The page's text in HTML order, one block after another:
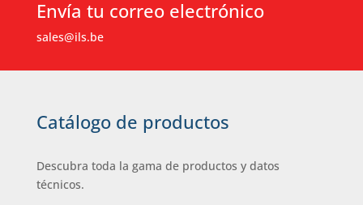
Envía tu correo electrónico
sales@ils.be
Catálogo de productos
Descubra toda la gama de productos y datos
técnicos.